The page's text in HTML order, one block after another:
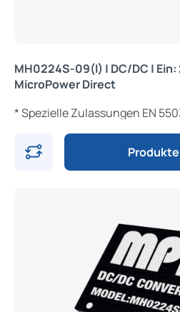
MH0224S-09(I) | DC/DC | Ein:
MicroPower Direct
* Spezielle Zulassungen EN